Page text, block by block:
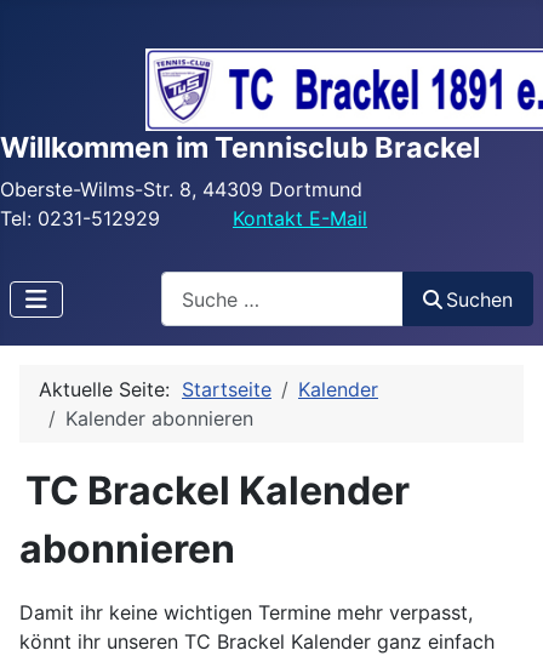
Willkommen im Tennisclub Brackel
Oberste-Wilms-Str. 8, 44309 Dortmund
Tel: 0231-512929
Kontakt E-Mail
Suchen
Aktuelle Seite: Startseite
Kalender
Kalender abonnieren
TC Brackel Kalender
abonnieren
Damit ihr keine wichtigen Termine mehr verpasst,
könnt ihr unseren TC Brackel Kalender ganz einfach